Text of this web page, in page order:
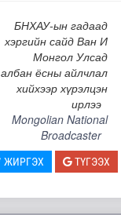
БНХАУ-ын гадаад
хэргийн сайд Ван И
Монгол Улсад
албан ёсны айлчлал
хийхээр хүрэлцэн
ирлээ
Mongolian National
Broadcaster
ЖИРГЭХ ТҮГЭЭХ